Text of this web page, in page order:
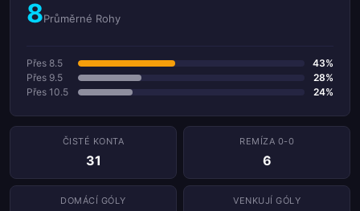
8Průměrné Rohy
Přes 8.5
43%
Přes 9.5
28%
Přes 10.5
24%
ČISTÉ KONTA
31
REMÍZA 0-0
6
DOMÁCÍ GÓLY VENKUJÍ GÓLY